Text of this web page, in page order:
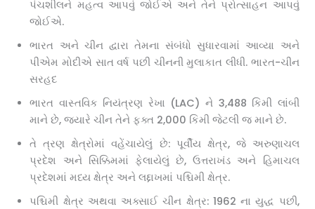
પંચશીલને મહત્વ આપવું જોઈએ અને તેને પ્રોત્સાહન આપવું
જોઈએ.
ભારત અને ચીન દ્વારા તેમના સંબંધો સુધારવામાં આવ્યા અને
પીએમ મોદીએ સાત વર્ષ પછી ચીનની મુલાકાત લીધી. ભારત-ચીન
સરહદ
ભારત વાસ્તવિક નિયંત્રણ રેખા (LAC) ને 3,488 કિમી લાંબી
માને છે, જ્યારે ચીન તેને ફક્ત 2,000 કિમી જેટલી જ માને છે.
તે ત્રણ ક્ષેત્રોમાં વહેંચાયેલું છે: પૂર્વીય ક્ષેત્ર, જે અરુણાચલ
પ્રદેશ અને સિક્કિમમાં ફેલાયેલું છે, ઉત્તરાખંડ અને હિમાચલ
પ્રદેશમાં મધ્ય ક્ષેત્ર અને લદ્દાખમાં પશ્ચિમી ક્ષેત્ર.
પશ્ચિમી ક્ષેત્ર અથવા અક્સાઈ ચીન ક્ષેત્ર: 1962 ના યુદ્ધ પછી,